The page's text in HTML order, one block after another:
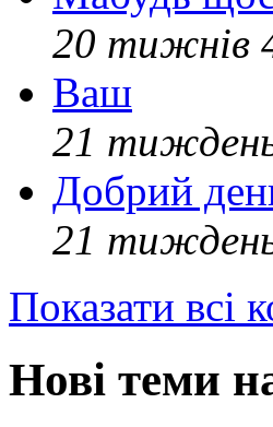
20 тижнів
Ваш
21
Добрий
21
Показати всі
Нові теми